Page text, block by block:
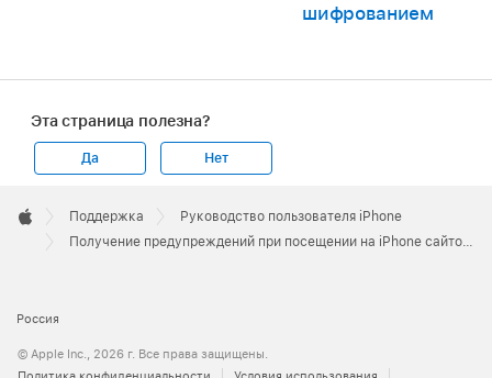
шифрованием
Эта страница полезна?
Да Нет
Footer

Apple
Поддержка
Руководство пользователя iPhone
Получение предупреждений при посещении на iPhone сайтов, использующих HTTP
Россия
© Apple Inc., 2026 г. Все права защищены.